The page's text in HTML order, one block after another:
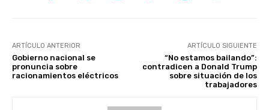
ARTÍCULO ANTERIOR
Gobierno nacional se
pronuncia sobre
racionamientos eléctricos
ARTÍCULO SIGUIENTE
“No estamos bailando”:
contradicen a Donald Trump
sobre situación de los
trabajadores